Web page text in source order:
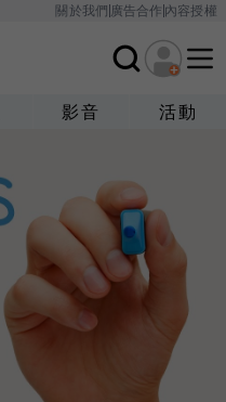
關於我們廣告合作內容授權
影音 活動